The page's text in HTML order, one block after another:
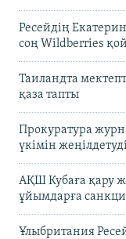
Ресейдің
соң Wildberries
Таиландта
қаза тапты
Прокуратура
үкімін
АҚШ Кубаға қару
ұйымдарға
Ұлыбритания